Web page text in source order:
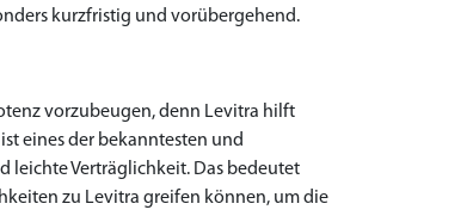
kurzfristig und vorübergehend.
vorzubeugen, denn Levitra hilft
eines der bekanntesten und
leichte Verträglichkeit. Das bedeutet
zu Levitra greifen können, um die